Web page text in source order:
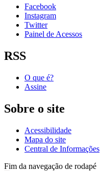
Facebook
Instagram
Twitter
Painel de Acessos
RSS
O que é?
Assine
Sobre o site
Acessibilidade
Mapa do site
Central de Informações
Fim da navegação de rodapé